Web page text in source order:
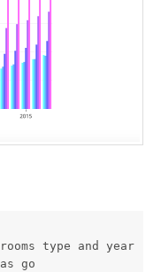
type and year
go